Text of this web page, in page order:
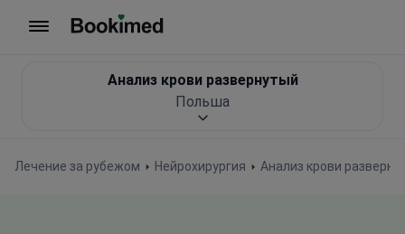
Лечение за рубежом Нейрохирургия Анализ крови
Анализ крови развернутый
Польша